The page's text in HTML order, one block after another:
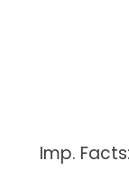
Imp.